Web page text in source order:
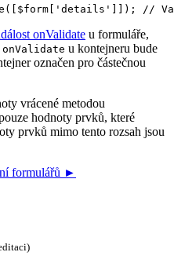
onValidate u formuláře,
onValidate u kontejneru bude
označen pro částečnou
vrácené metodou
hodnoty prvků, které
prvků mimo tento rozsah jsou
formulářů ►